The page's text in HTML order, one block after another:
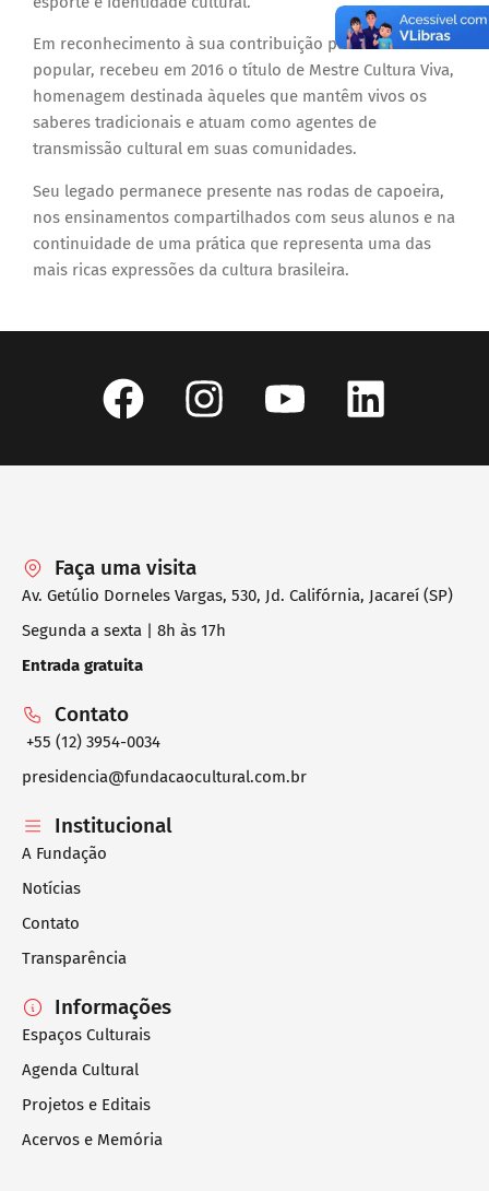
Em reconhecimento à sua contribuição para a cultura
popular, recebeu em 2016 o título de Mestre Cultura Viva,
homenagem destinada àqueles que mantêm vivos os
saberes tradicionais e atuam como agentes de
transmissão cultural em suas comunidades.
Seu legado permanece presente nas rodas de capoeira,
nos ensinamentos compartilhados com seus alunos e na
continuidade de uma prática que representa uma das
mais ricas expressões da cultura brasileira.
Faça uma visita
Av. Getúlio Dorneles Vargas, 530, Jd. Califórnia, Jacareí (SP)
Segunda a sexta | 8h às 17h
Entrada gratuita
Contato
+55 (12) 3954-0034
presidencia@fundacaocultural.com.br
Institucional
A Fundação
Notícias
Contato
Transparência
Informações
Espaços Culturais
Agenda Cultural
Projetos e Editais
Acervos e Memória